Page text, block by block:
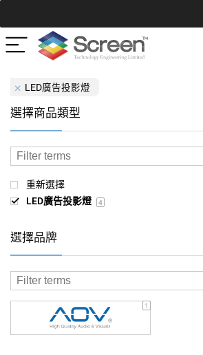
LED廣告投影燈
選擇商品類型
重新選擇
LED廣告投影燈
4
選擇品牌
1